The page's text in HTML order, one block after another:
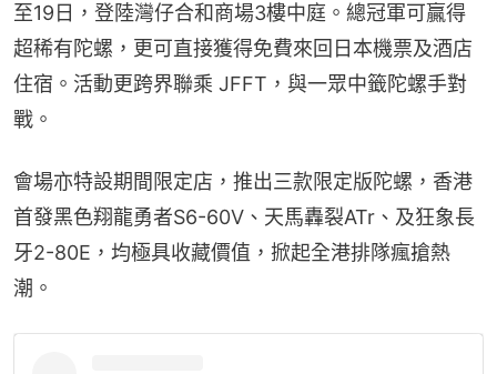
至19日，登陸灣仔合和商場3樓中庭。總冠軍可贏得
超稀有陀螺，更可直接獲得免費來回日本機票及酒店
住宿。活動更跨界聯乘 JFFT，與一眾中籤陀螺手對
戰。
會場亦特設期間限定店，推出三款限定版陀螺，香港
首發黑色翔龍勇者S6-60V、天馬轟裂ATr、及狂象長
牙2-80E，均極具收藏價值，掀起全港排隊瘋搶熱
潮。